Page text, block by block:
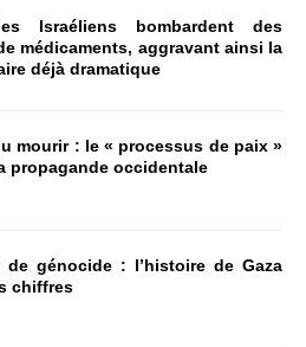
Israéliens bombardent des
médicaments, aggravant ainsi la
déjà dramatique
mourir : le « processus de paix »
propagande occidentale
de génocide : l’histoire de Gaza
chiffres